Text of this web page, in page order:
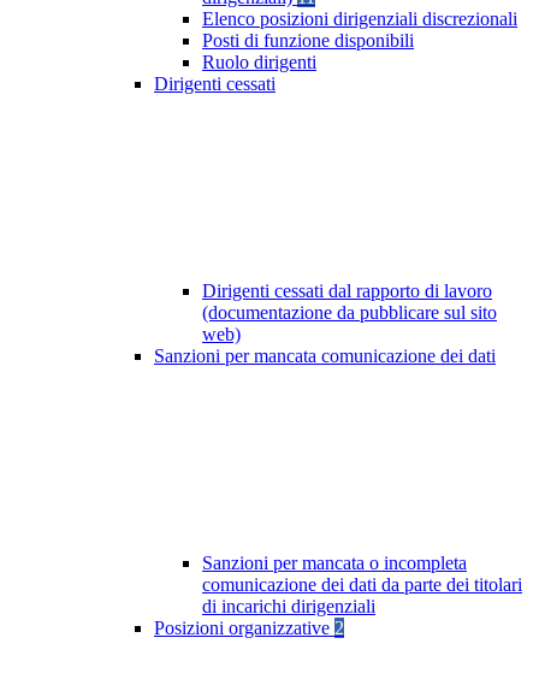
Elenco posizioni dirigenziali discrezionali
Posti di funzione disponibili
Ruolo dirigenti
Dirigenti cessati
Dirigenti cessati dal rapporto di lavoro
(documentazione da pubblicare sul sito
web)
Sanzioni per mancata comunicazione dei dati
Sanzioni per mancata o incompleta
comunicazione dei dati da parte dei titolari
di incarichi dirigenziali
Posizioni organizzative 2